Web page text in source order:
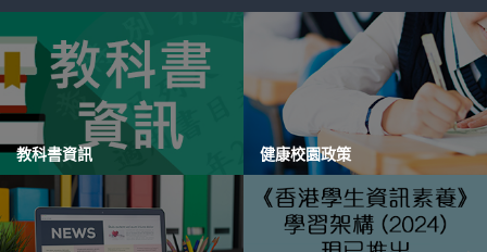
教科書資訊 健康校園政策